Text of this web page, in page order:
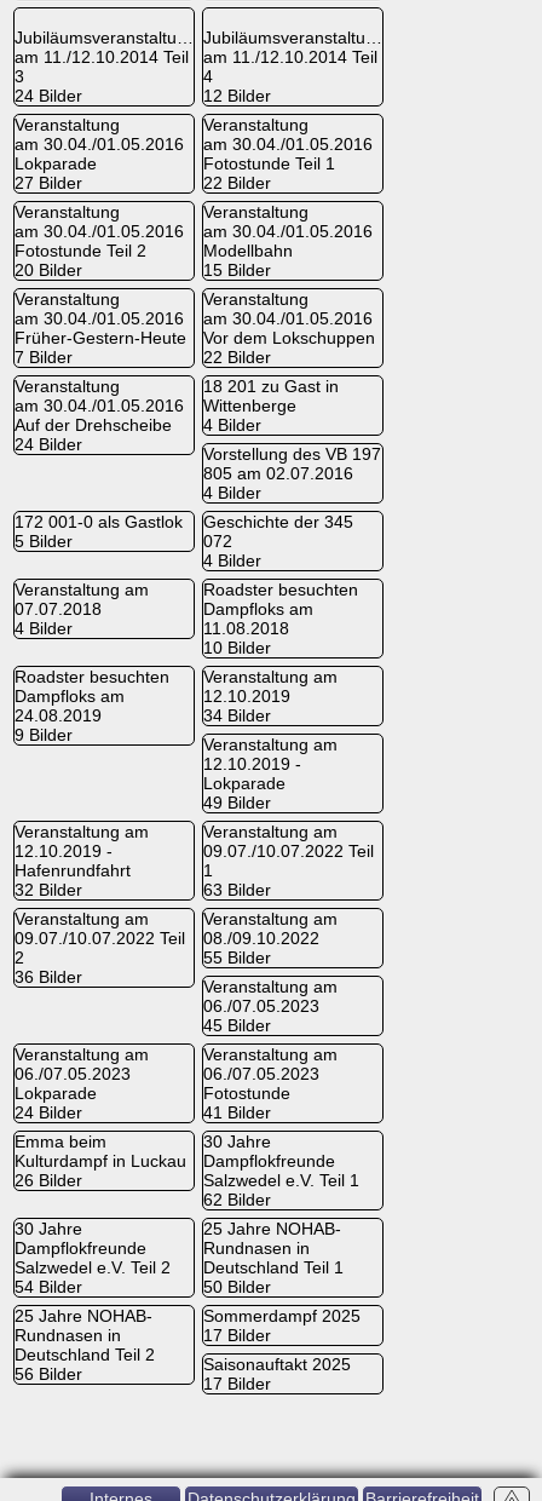
Jubiläumsveranstaltung
am 11./12.10.2014 Teil
3
24 Bilder
Jubiläumsveranstaltung
am 11./12.10.2014 Teil
4
12 Bilder
Veranstaltung
am 30.04./01.05.2016
Lokparade
27 Bilder
Veranstaltung
am 30.04./01.05.2016
Fotostunde Teil 1
22 Bilder
Veranstaltung
am 30.04./01.05.2016
Fotostunde Teil 2
20 Bilder
Veranstaltung
am 30.04./01.05.2016
Modellbahn
15 Bilder
Veranstaltung
am 30.04./01.05.2016
Früher-Gestern-Heute
7 Bilder
Veranstaltung
am 30.04./01.05.2016
Vor dem Lokschuppen
22 Bilder
Veranstaltung
am 30.04./01.05.2016
Auf der Drehscheibe
24 Bilder
18 201 zu Gast in
Wittenberge
4 Bilder
Vorstellung des VB 197
805 am 02.07.2016
4 Bilder
172 001-0 als Gastlok
5 Bilder
Geschichte der 345
072
4 Bilder
Veranstaltung am
07.07.2018
4 Bilder
Roadster besuchten
Dampfloks am
11.08.2018
10 Bilder
Roadster besuchten
Dampfloks am
24.08.2019
9 Bilder
Veranstaltung am
12.10.2019
34 Bilder
Veranstaltung am
12.10.2019 -
Lokparade
49 Bilder
Veranstaltung am
12.10.2019 -
Hafenrundfahrt
32 Bilder
Veranstaltung am
09.07./10.07.2022 Teil
1
63 Bilder
Veranstaltung am
09.07./10.07.2022 Teil
2
36 Bilder
Veranstaltung am
08./09.10.2022
55 Bilder
Veranstaltung am
06./07.05.2023
45 Bilder
Veranstaltung am
06./07.05.2023
Lokparade
24 Bilder
Veranstaltung am
06./07.05.2023
Fotostunde
41 Bilder
Emma beim
Kulturdampf in Luckau
26 Bilder
30 Jahre
Dampflokfreunde
Salzwedel e.V. Teil 1
62 Bilder
30 Jahre
Dampflokfreunde
Salzwedel e.V. Teil 2
54 Bilder
25 Jahre NOHAB-
Rundnasen in
Deutschland Teil 1
50 Bilder
25 Jahre NOHAB-
Rundnasen in
Deutschland Teil 2
56 Bilder
Sommerdampf 2025
17 Bilder
Saisonauftakt 2025
17 Bilder